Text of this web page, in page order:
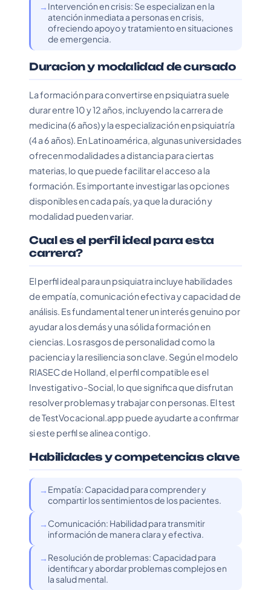
Intervención en crisis: Se especializan en la
atención inmediata a personas en crisis,
ofreciendo apoyo y tratamiento en situaciones
de emergencia.
Duracion y modalidad de cursado
La formación para convertirse en psiquiatra suele
durar entre 10 y 12 años, incluyendo la carrera de
medicina (6 años) y la especialización en psiquiatría
(4 a 6 años). En Latinoamérica, algunas universidades
ofrecen modalidades a distancia para ciertas
materias, lo que puede facilitar el acceso a la
formación. Es importante investigar las opciones
disponibles en cada país, ya que la duración y
modalidad pueden variar.
Cual es el perfil ideal para esta
carrera?
El perfil ideal para un psiquiatra incluye habilidades
de empatía, comunicación efectiva y capacidad de
análisis. Es fundamental tener un interés genuino por
ayudar a los demás y una sólida formación en
ciencias. Los rasgos de personalidad como la
paciencia y la resiliencia son clave. Según el modelo
RIASEC de Holland, el perfil compatible es el
Investigativo-Social, lo que significa que disfrutan
resolver problemas y trabajar con personas. El test
de TestVocacional.app puede ayudarte a confirmar
si este perfil se alinea contigo.
Habilidades y competencias clave
Empatía: Capacidad para comprender y
compartir los sentimientos de los pacientes.
Comunicación: Habilidad para transmitir
información de manera clara y efectiva.
Resolución de problemas: Capacidad para
identificar y abordar problemas complejos en
la salud mental.